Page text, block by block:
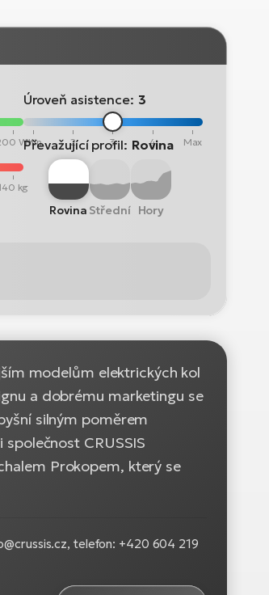
Wh
kg
Úroveň asistence: 3
Min 2 3 4 Max
Převažující profil: Rovina
Rovina Střední Hory
modelům elektrických kol
a dobrému marketingu se
silným poměrem
CRUSSIS
Prokopem, který se
telefon: +420 604 219